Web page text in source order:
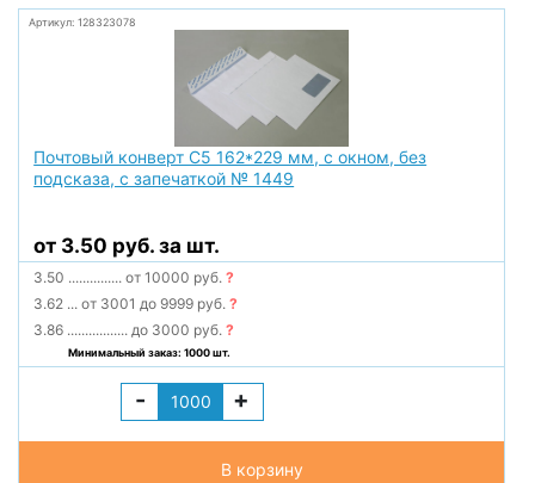
Артикул: 128323078
Почтовый конверт С5 162*229 мм, с окном, без
подсказа, с запечаткой № 1449
от 3.50 руб. за шт.
3.50 ............... от 10000 руб.?
3.62 ... от 3001 до 9999 руб.?
3.86 ................. до 3000 руб.?
Минимальный заказ: 1000 шт.
- +
В корзину